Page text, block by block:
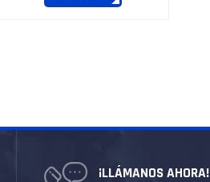
¡LLÁMANOS AHORA!